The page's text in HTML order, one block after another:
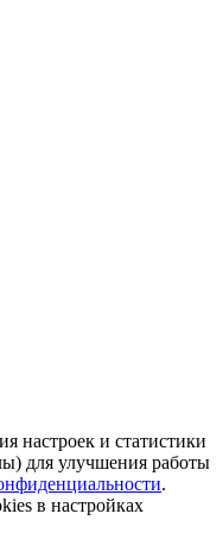
настроек и статистики
для улучшения работы
.
в настройках